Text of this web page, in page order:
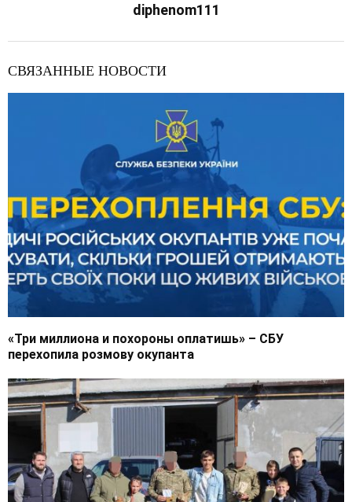
diphenom111
СВЯЗАННЫЕ НОВОСТИ
«Три миллиона и похороны оплатишь» – СБУ
перехопила розмову окупанта